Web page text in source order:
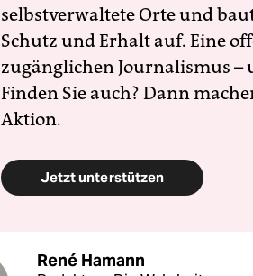
selbstverwaltete Orte und
Schutz und Erhalt auf. Eine
zugänglichen Journalismus –
Finden Sie auch? Dann
Aktion.
Jetzt unterstützen
René Hamann